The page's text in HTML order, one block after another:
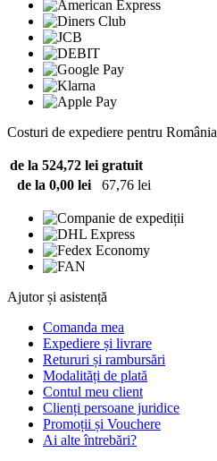
Costuri de expediere pentru România
de la 524,72 lei gratuit
de la 0,00 lei
67,76 lei
Ajutor și asistență
Comanda mea
Expediere și livrare
Retururi și rambursări
Modalități de plată
Contul meu client
Clienți persoane juridice
Promoții și Vouchere
Ai alte întrebări?